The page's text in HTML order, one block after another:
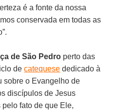
é a fonte da nossa
conservada em todas as
de São Pedro perto das
decatequese dedicado à
sobre o Evangelho de
discípulos de Jesus
fato de que Ele,